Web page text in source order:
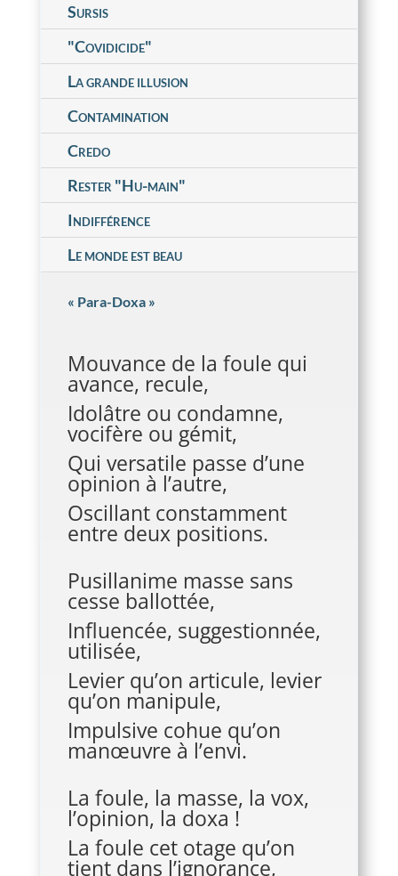
Sursis
"Covidicide"
La grande illusion
Contamination
Credo
Rester "Hu-main"
Indifférence
Le monde est beau
« Para-Doxa »
Mouvance de la foule qui
avance, recule,
Idolâtre ou condamne,
vocifère ou gémit,
Qui versatile passe d’une
opinion à l’autre,
Oscillant constamment
entre deux positions.
Pusillanime masse sans
cesse ballottée,
Influencée, suggestionnée,
utilisée,
Levier qu’on articule, levier
qu’on manipule,
Impulsive cohue qu’on
manœuvre à l’envi.
La foule, la masse, la vox,
l’opinion, la doxa !
La foule cet otage qu’on
tient dans l’ignorance,